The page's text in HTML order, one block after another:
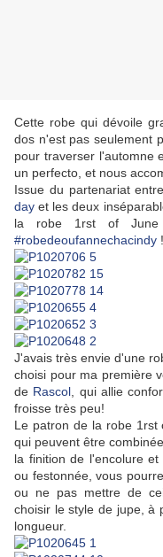
Cette robe qui dévoile
dos n'est pas seulement
pour traverser l'automne
un perfecto, et nous
Issue du partenariat
day et les deux
la robe 1rst of June
#robedeoufannechacindy
J'avais très envie d'une
choisi pour ma première
de Rascol , qui allie
froisse très peu!
Le patron de la robe 1rst
qui peuvent être
la finition de l'encolure
ou festonnée, vous
ou ne pas mettre de
choisir le style de jupe, à
longueur.